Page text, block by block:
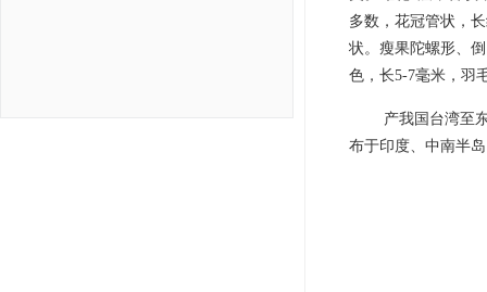
多数，花冠管状，
状。瘦果陀螺形、
色，长5-7毫米，羽
产我国台湾至
布于印度、中南半